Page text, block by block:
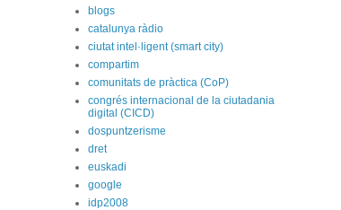
blogs
catalunya ràdio
ciutat intel·ligent (smart city)
compartim
comunitats de pràctica (CoP)
congrés internacional de la ciutadania
digital (CICD)
dospuntzerisme
dret
euskadi
google
idp2008